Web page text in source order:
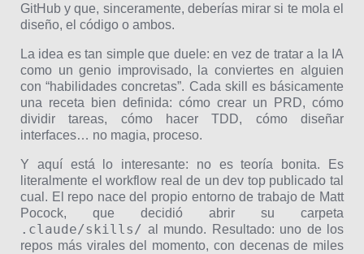
GitHub y que, sinceramente, deberías mirar si te mola el
diseño, el código o ambos.
La idea es tan simple que duele: en vez de tratar a la IA
como un genio improvisado, la conviertes en alguien
con “habilidades concretas”. Cada skill es básicamente
una receta bien definida: cómo crear un PRD, cómo
dividir tareas, cómo hacer TDD, cómo diseñar
interfaces… no magia, proceso.
Y aquí está lo interesante: no es teoría bonita. Es
literalmente el workflow real de un dev top publicado tal
cual. El repo nace del propio entorno de trabajo de Matt
Pocock, que decidió abrir su carpeta
.claude/skills/ al mundo. Resultado: uno de los
repos más virales del momento, con decenas de miles